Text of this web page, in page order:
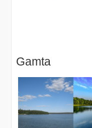
Gamta